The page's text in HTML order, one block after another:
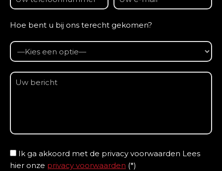
Hoe bent u bij ons terecht gekomen?
Ik ga akkoord met de privacy voorwaarden Lees
hier onze privacy voorwaarden (*)